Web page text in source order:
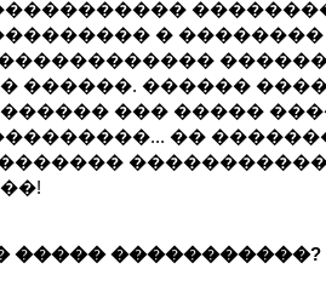
� ��������
������. ������
��� �����
��
����� �����������?